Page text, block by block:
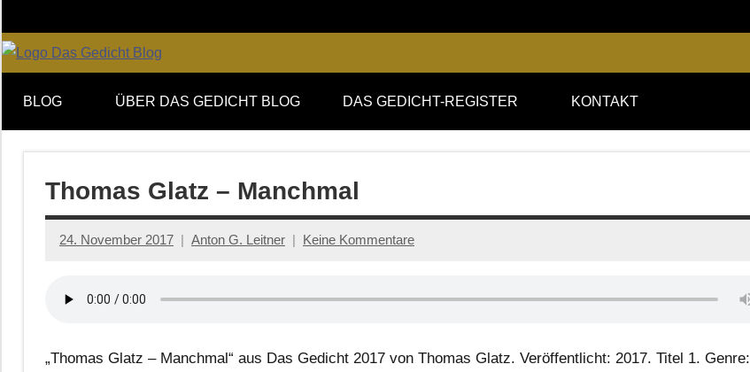
Inhalt
springen
DAS
GEDICHT
blog
von
DAS
GEDICHT.
für
Lyrik,
Essay
Kritik
BLOG ÜBER DAS GEDICHT BLOG DAS GEDICHT-REGISTER KONTAKT
Thomas Glatz – Manchmal
24. November 2017 Anton G. Leitner Keine Kommentare
„Thomas Glatz – Manchmal“ aus Das Gedicht 2017 von Thomas Glatz. Veröffentlicht: 2017. Titel 1. Genre: